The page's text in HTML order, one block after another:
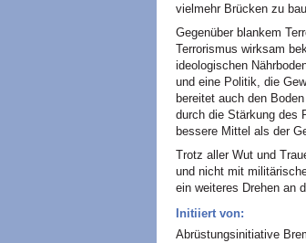
vielmehr Brücken zu
Gegenüber blankem
Terrorismus wirksam
ideologischen
und eine Politik, die
bereitet auch den
durch die Stärkung des
bessere Mittel als der
Trotz aller Wut und
und nicht mit
ein weiteres Drehen an
Initiiert von:
Abrüstungsinitiative